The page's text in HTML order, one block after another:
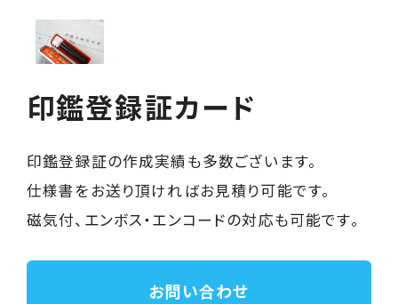
印鑑登録証カード
印鑑登録証の作成実績も多数ございます。
仕様書をお送り頂ければお見積り可能です。
磁気付、エンボス・エンコードの対応も可能です。
お問い合わせ